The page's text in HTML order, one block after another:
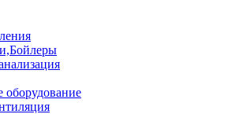
оборудование